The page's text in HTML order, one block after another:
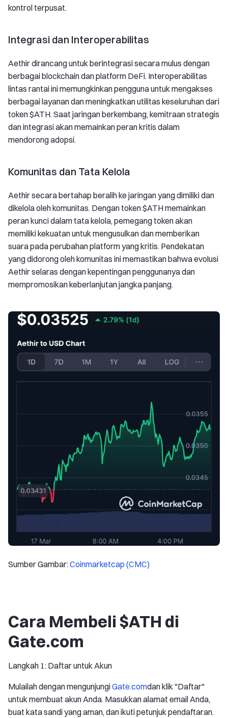
kontrol terpusat.
Integrasi dan Interoperabilitas
Aethir dirancang untuk berintegrasi secara mulus dengan
berbagai blockchain dan platform DeFi. Interoperabilitas
lintas rantai ini memungkinkan pengguna untuk mengakses
berbagai layanan dan meningkatkan utilitas keseluruhan dari
token $ATH. Saat jaringan berkembang, kemitraan strategis
dan integrasi akan memainkan peran kritis dalam
mendorong adopsi.
Komunitas dan Tata Kelola
Aethir secara bertahap beralih ke jaringan yang dimiliki dan
dikelola oleh komunitas. Dengan token $ATH memainkan
peran kunci dalam tata kelola, pemegang token akan
memiliki kekuatan untuk mengusulkan dan memberikan
suara pada perubahan platform yang kritis. Pendekatan
yang didorong oleh komunitas ini memastikan bahwa evolusi
Aethir selaras dengan kepentingan penggunanya dan
mempromosikan keberlanjutan jangka panjang.
Sumber Gambar:Coinmarketcap (CMC)
Cara Membeli $ATH di
Gate.com
Langkah 1: Daftar untuk Akun
Mulailah dengan mengunjungiGate.comdan klik "Daftar"
untuk membuat akun Anda. Masukkan alamat email Anda,
buat kata sandi yang aman, dan ikuti petunjuk pendaftaran.